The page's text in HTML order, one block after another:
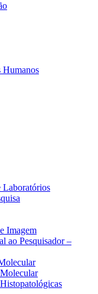
Humanos
Laboratórios
Imagem
ao Pesquisador –